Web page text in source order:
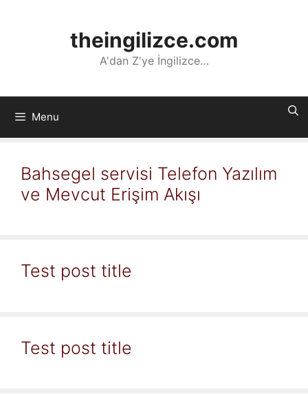
theingilizce.com
A'dan Z'ye İngilizce…
Menu
Bahsegel servisi Telefon Yazılım
ve Mevcut Erişim Akışı
Test post title
Test post title